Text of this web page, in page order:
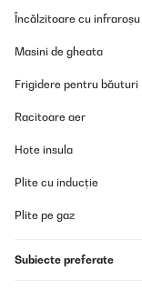
Încălzitoare cu infraroșu
Masini de gheata
Frigidere pentru băuturi
Racitoare aer
Hote insula
Plite cu inducție
Plite pe gaz
Subiecte preferate